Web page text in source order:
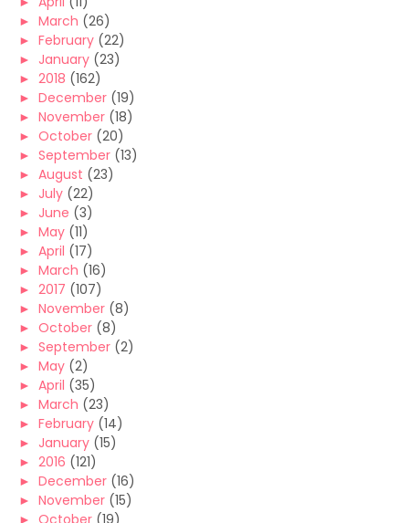
► March (26)
► February (22)
► January (23)
► 2018 (162)
► December (19)
► November (18)
► October (20)
► September (13)
► August (23)
► July (22)
► June (3)
► May (11)
► April (17)
► March (16)
► 2017 (107)
► November (8)
► October (8)
► September (2)
► May (2)
► April (35)
► March (23)
► February (14)
► January (15)
► 2016 (121)
► December (16)
► November (15)
► October (19)